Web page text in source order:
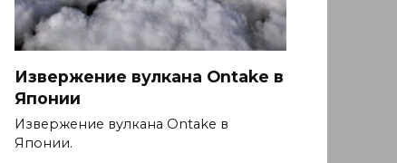
Извержение вулкана Ontake в
Японии
Извержение вулкана Ontake в
Японии.